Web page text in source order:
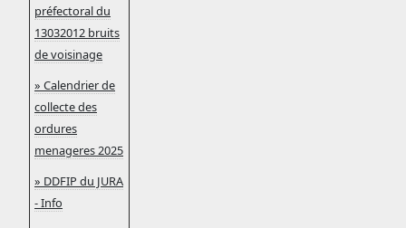
préfectoral du
13032012 bruits
de voisinage
» Calendrier de
collecte des
ordures
menageres 2025
» DDFIP du JURA
- Info